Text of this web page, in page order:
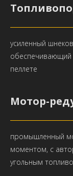
усиленный
обеспечивающий
пеллете
Мотор-
промышленный
моментом, с
угольным